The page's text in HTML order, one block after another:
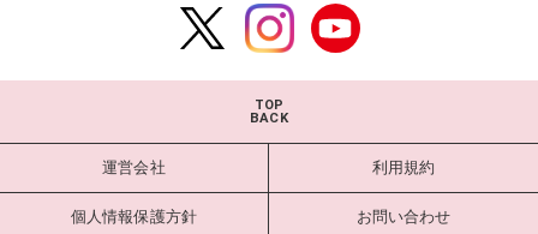
TOP
BACK
運営会社 利用規約
個人情報保護方針 お問い合わせ